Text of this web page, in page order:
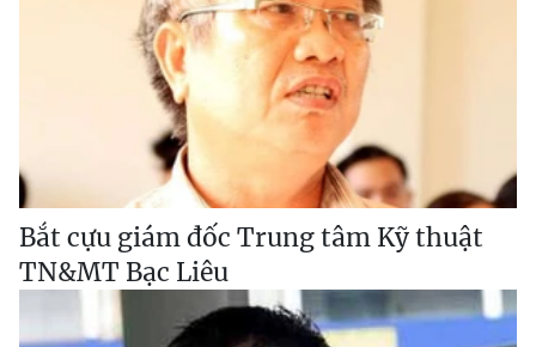
Bắt cựu giám đốc Trung tâm Kỹ thuật
TN&MT Bạc Liêu